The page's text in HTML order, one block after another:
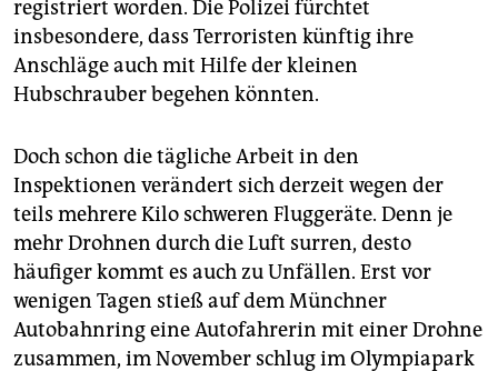
registriert worden. Die Polizei fürchtet
insbesondere, dass Terroristen künftig ihre
Anschläge auch mit Hilfe der kleinen
Hubschrauber begehen könnten.
Doch schon die tägliche Arbeit in den
Inspektionen verändert sich derzeit wegen der
teils mehrere Kilo schweren Fluggeräte. Denn je
mehr Drohnen durch die Luft surren, desto
häufiger kommt es auch zu Unfällen. Erst vor
wenigen Tagen stieß auf dem Münchner
Autobahnring eine Autofahrerin mit einer Drohne
zusammen, im November schlug im Olympiapark